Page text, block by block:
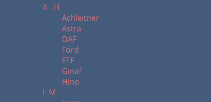
A - H
Achleitner
Astra
DAF
Ford
FTF
Ginaf
Hino
I -M